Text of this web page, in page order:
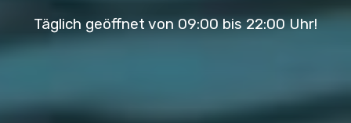
Täglich geöffnet von 09:00 bis 22:00 Uhr!